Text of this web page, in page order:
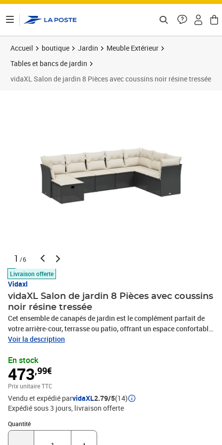
Accueil boutique Jardin
Meuble Extérieur
Tables et bancs de jardin
vidaXL Salon de jardin 8 Pièces avec coussins noir résine tressée
1 /6
Livraison offerte
Vidaxl
vidaXL Salon de jardin 8 Pièces avec coussins
noir résine tressée
Cet ensemble de canapés de jardin est le complément parfait de
votre arrière-cour, terrasse ou patio, offrant un espace confortable
et accueillant pour discuter avec la famille et les amis ou
la résine tressée, également connue sous le nom de poly rotin, est
un matériau synthétique solide et nécessitant peu d'entretien qui
ressemble au rotin naturel. Il est léger, facile à nettoyer et
couramment utilisé pour les meubles d'extérieur en raison de sa
durabilité et de ses propriétés de résistance aux
intempéries.Expérience d'assise confortable : ce mobilier
d'extérieur, doté de coussins épais, offre une expérience d'assise
confortable.Housse amovible et lavable : ces coussins de siège
Voir la description
En stock
473,99€
Prix unitaire TTC
Vendu et expédié parvidaXL2.79/5(14)
Expédié sous 3 jours livraison offerte
Quantité
Quantité : 1